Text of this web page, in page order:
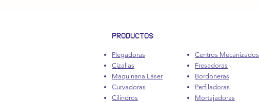
PRODUCTOS
Plegadoras
Cizallas
Maquinaria Láser
Curvadoras
Cilindros
Centros Mecanizados
Fresadoras
Bordoneras
Perfiladoras
Mortajadoras